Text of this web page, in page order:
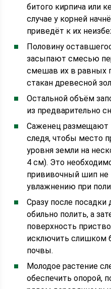
битого кирпича или
случае у корней
приведёт к их
Половину
засыпают смесью
смешав их в равных
стакан древесной
Остальной объём
из предварительно
Саженец размещают
следя, чтобы место
уровня земли на
4 см). Это
прививочный шип не
увлажнению при
Сразу после
обильно полить, а
поверхность
исключить слишком
почвы.
Молодое растение
обеспечить опорой,